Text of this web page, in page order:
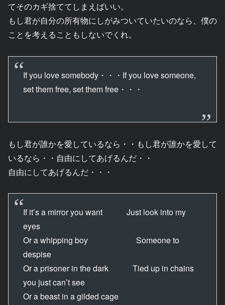
てそのカギ捨ててしまえばいい。
もし君が自分の所有物にしがみついていたいのなら、僕の
ことを考えることもしないでくれ。
If you love somebody・・・If you love someone,
set them free, set them free・・・
もし君が誰かを愛しているなら・・もし君が誰かを愛して
いるなら・・自由にしてあげるんだ・・
自由にしてあげるんだ・・・
If it’s a mirror you want Just look into my
eyes
Or a whipping boy Someone to
despise
Or a prisoner in the dark Tied up in chains
you just can’t see
Or a beast in a gilded cage